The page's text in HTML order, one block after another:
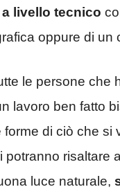
livello tecnico
oppure di un
le persone che
lavoro ben fatto
forme di ciò che
potranno risaltare
luce naturale,